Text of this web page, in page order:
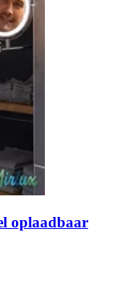
oplaadbaar